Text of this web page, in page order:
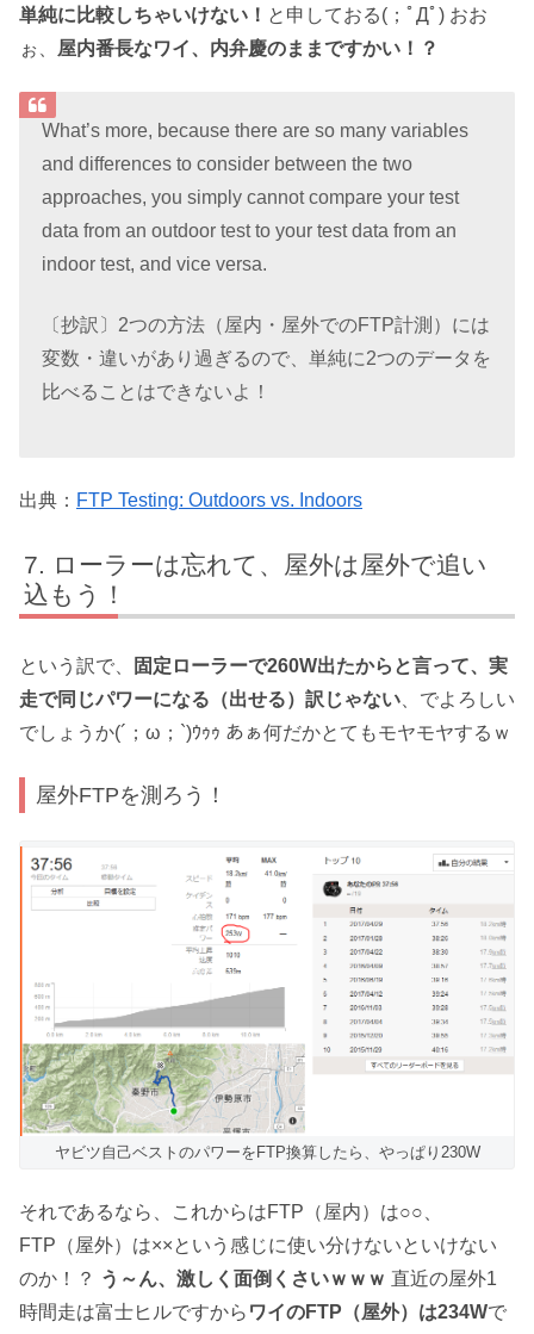
単純に比較しちゃいけない！ と申しておる(；ﾟДﾟ) おお
ぉ、 屋内番長なワイ、内弁慶のままですかい！？
What’s more, because there are so many variables
and differences to consider between the two
approaches, you simply cannot compare your test
data from an outdoor test to your test data from an
indoor test, and vice versa.
〔抄訳〕2つの方法（屋内・屋外でのFTP計測）には
変数・違いがあり過ぎるので、単純に2つのデータを
比べることはできないよ！
出典： FTP Testing: Outdoors vs. Indoors
ローラーは忘れて、屋外は屋外で追い
込もう！
という訳で、
固定ローラーで260W出たからと言って、実
走で同じパワーになる（出せる）訳じゃない 、でよろしい
でしょうか(´；ω；`)ｳｩｩ あぁ何だかとてもモヤモヤするｗ
屋外FTPを測ろう！
ヤビツ自己ベストのパワーをFTP換算したら、やっぱり230W
それであるなら、これからはFTP（屋内）は○○、
FTP（屋外）は××という感じに使い分けないといけない
のか！？ う～ん、激しく面倒くさいｗｗｗ 直近の屋外1
時間走は富士ヒルですから ワイのFTP（屋外）は234Wで